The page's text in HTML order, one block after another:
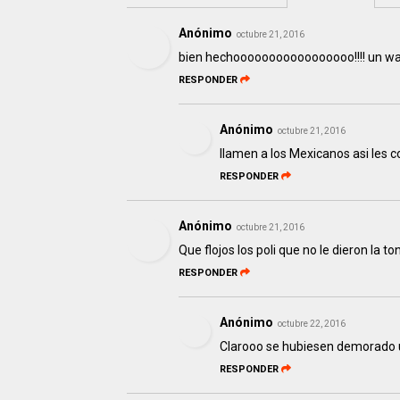
Anónimo octubre 21, 2016
bien hechooooooooooooooooo!!!! un
RESPONDER
Anónimo octubre 21, 2016
llamen a los Mexicanos asi les
RESPONDER
Anónimo octubre 21, 2016
Que flojos los poli que no le dieron la
RESPONDER
Anónimo octubre 22, 2016
Clarooo se hubiesen demorado
RESPONDER